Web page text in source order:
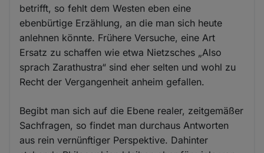
betrifft, so fehlt dem Westen eben eine
ebenbürtige Erzählung, an die man sich heute
anlehnen könnte. Frühere Versuche, eine Art
Ersatz zu schaffen wie etwa Nietzsches „Also
sprach Zarathustra“ sind eher selten und wohl zu
Recht der Vergangenheit anheim gefallen.
Begibt man sich auf die Ebene realer, zeitgemäßer
Sachfragen, so findet man durchaus Antworten
aus rein vernünftiger Perspektive. Dahinter